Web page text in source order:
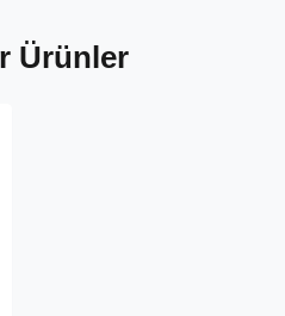
Ürünler